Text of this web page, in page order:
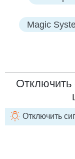
Magic
Отключить
Отключить